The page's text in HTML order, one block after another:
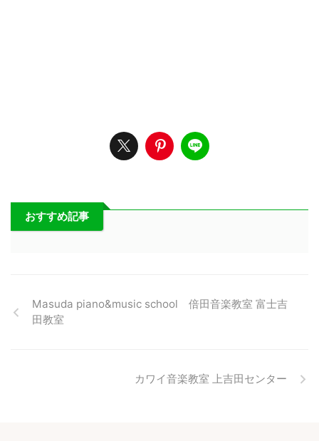
おすすめ記事
Masuda piano&music school 倍田音楽教室 富士吉
田教室
カワイ音楽教室 上吉田センター